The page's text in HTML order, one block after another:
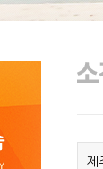
제